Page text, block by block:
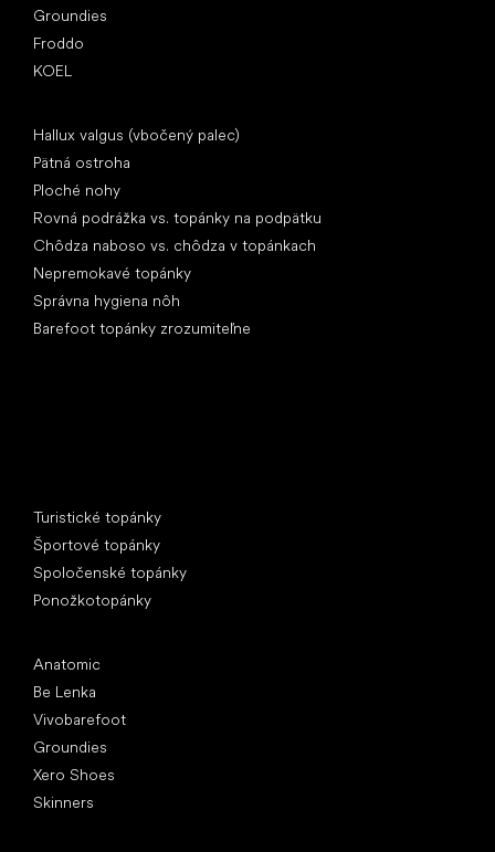
Groundies
Froddo
KOEL
Hallux valgus (vbočený palec)
Pätná ostroha
Ploché nohy
Rovná podrážka vs. topánky na podpätku
Chôdza naboso vs. chôdza v topánkach
Nepremokavé topánky
Správna hygiena nôh
Barefoot topánky zrozumiteľne
Turistické topánky
Športové topánky
Spoločenské topánky
Ponožkotopánky
Anatomic
Be Lenka
Vivobarefoot
Groundies
Xero Shoes
Skinners